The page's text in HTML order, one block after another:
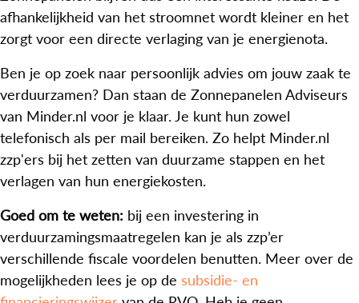
afhankelijkheid van het stroomnet wordt kleiner en het
zorgt voor een directe verlaging van je energienota.
Ben je op zoek naar persoonlijk advies om jouw zaak te
verduurzamen? Dan staan de Zonnepanelen Adviseurs
van Minder.nl voor je klaar. Je kunt hun zowel
telefonisch als per mail bereiken. Zo helpt Minder.nl
zzp'ers bij het zetten van duurzame stappen en het
verlagen van hun energiekosten.
Goed om te weten: bij een investering in
verduurzamingsmaatregelen kan je als zzp’er
verschillende fiscale voordelen benutten. Meer over de
mogelijkheden lees je op de subsidie- en